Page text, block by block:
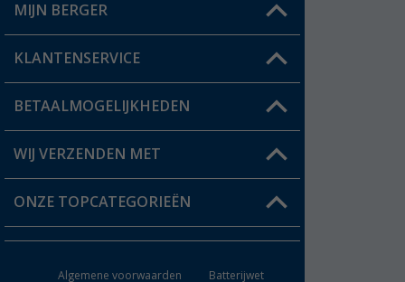
Winkel vinden
MIJN BERGER
Mijn account
Status bestelling
Verlanglijstje
KLANTENSERVICE
FAQ & Contact
Verzendinformatie
Catalogus
BETAALMOGELIJKHEDEN
WIJ VERZENDEN MET
ONZE TOPCATEGORIEËN
Algemene voorwaarden Batterijwet